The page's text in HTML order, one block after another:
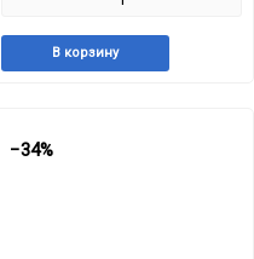
В корзину
−34%